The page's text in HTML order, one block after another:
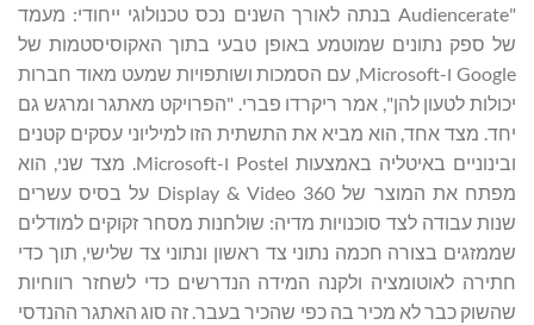
"Audiencerate בנתה לאורך השנים נכס טכנולוגי ייחודי: מעמד
של ספק נתונים שמוטמע באופן טבעי בתוך האקוסיסטמות של
Google ו-Microsoft, עם הסמכות ושותפויות שמעט מאוד חברות
יכולות לטעון להן", אמר ריקרדו פברי. "הפרויקט מאתגר ומרגש גם
יחד. מצד אחד, הוא מביא את התשתית הזו למיליוני עסקים קטנים
ובינוניים באיטליה באמצעות Postel ו-Microsoft. מצד שני, הוא
מפתח את המוצר של Display & Video 360 על בסיס עשרים
שנות עבודה לצד סוכנויות מדיה: שולחנות מסחר זקוקים למודלים
שממזגים בצורה חכמה נתוני צד ראשון ונתוני צד שלישי, תוך כדי
חתירה לאוטומציה ולקנה המידה הנדרשים כדי לשחזר רווחיות
שהשוק כבר לא מכיר בה כפי שהכיר בעבר. זה סוג האתגר ההנדסי